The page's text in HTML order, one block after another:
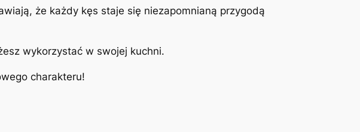
że każdy kęs staje się niezapomnianą przygodą
wykorzystać w swojej kuchni.
charakteru!